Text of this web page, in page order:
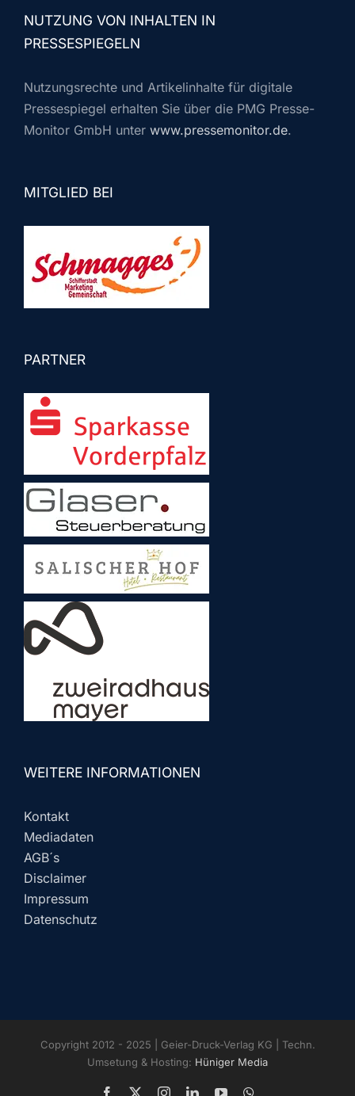
NUTZUNG VON INHALTEN IN
PRESSESPIEGELN
Nutzungsrechte und Artikelinhalte für digitale
Pressespiegel erhalten Sie über die PMG Presse-
Monitor GmbH unter www.pressemonitor.de.
MITGLIED BEI
PARTNER
WEITERE INFORMATIONEN
Kontakt
Mediadaten
AGB´s
Disclaimer
Impressum
Datenschutz
Copyright 2012 - 2025 | Geier-Druck-Verlag KG | Techn.
Umsetung & Hosting: Hüniger Media
Facebook InstagramLinkedInYouTube